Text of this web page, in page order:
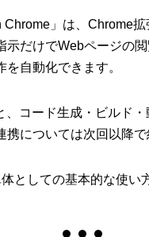
」は、Chrome
示だけでWebページの
自動化できます。
コード生成・ビルド
については次回以降で
としての基本的な使い